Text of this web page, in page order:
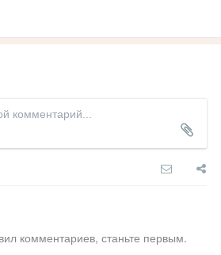
комментариев, станьте первым.